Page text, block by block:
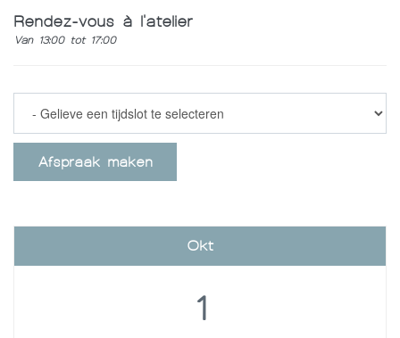
Rendez-vous à l'atelier
Van 13:00 tot 17:00
Afspraak maken
Okt
1